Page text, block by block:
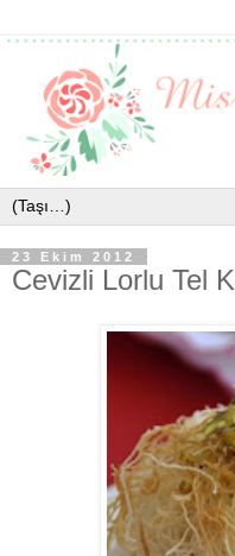
23 Ekim 2012
Cevizli Lorlu Tel